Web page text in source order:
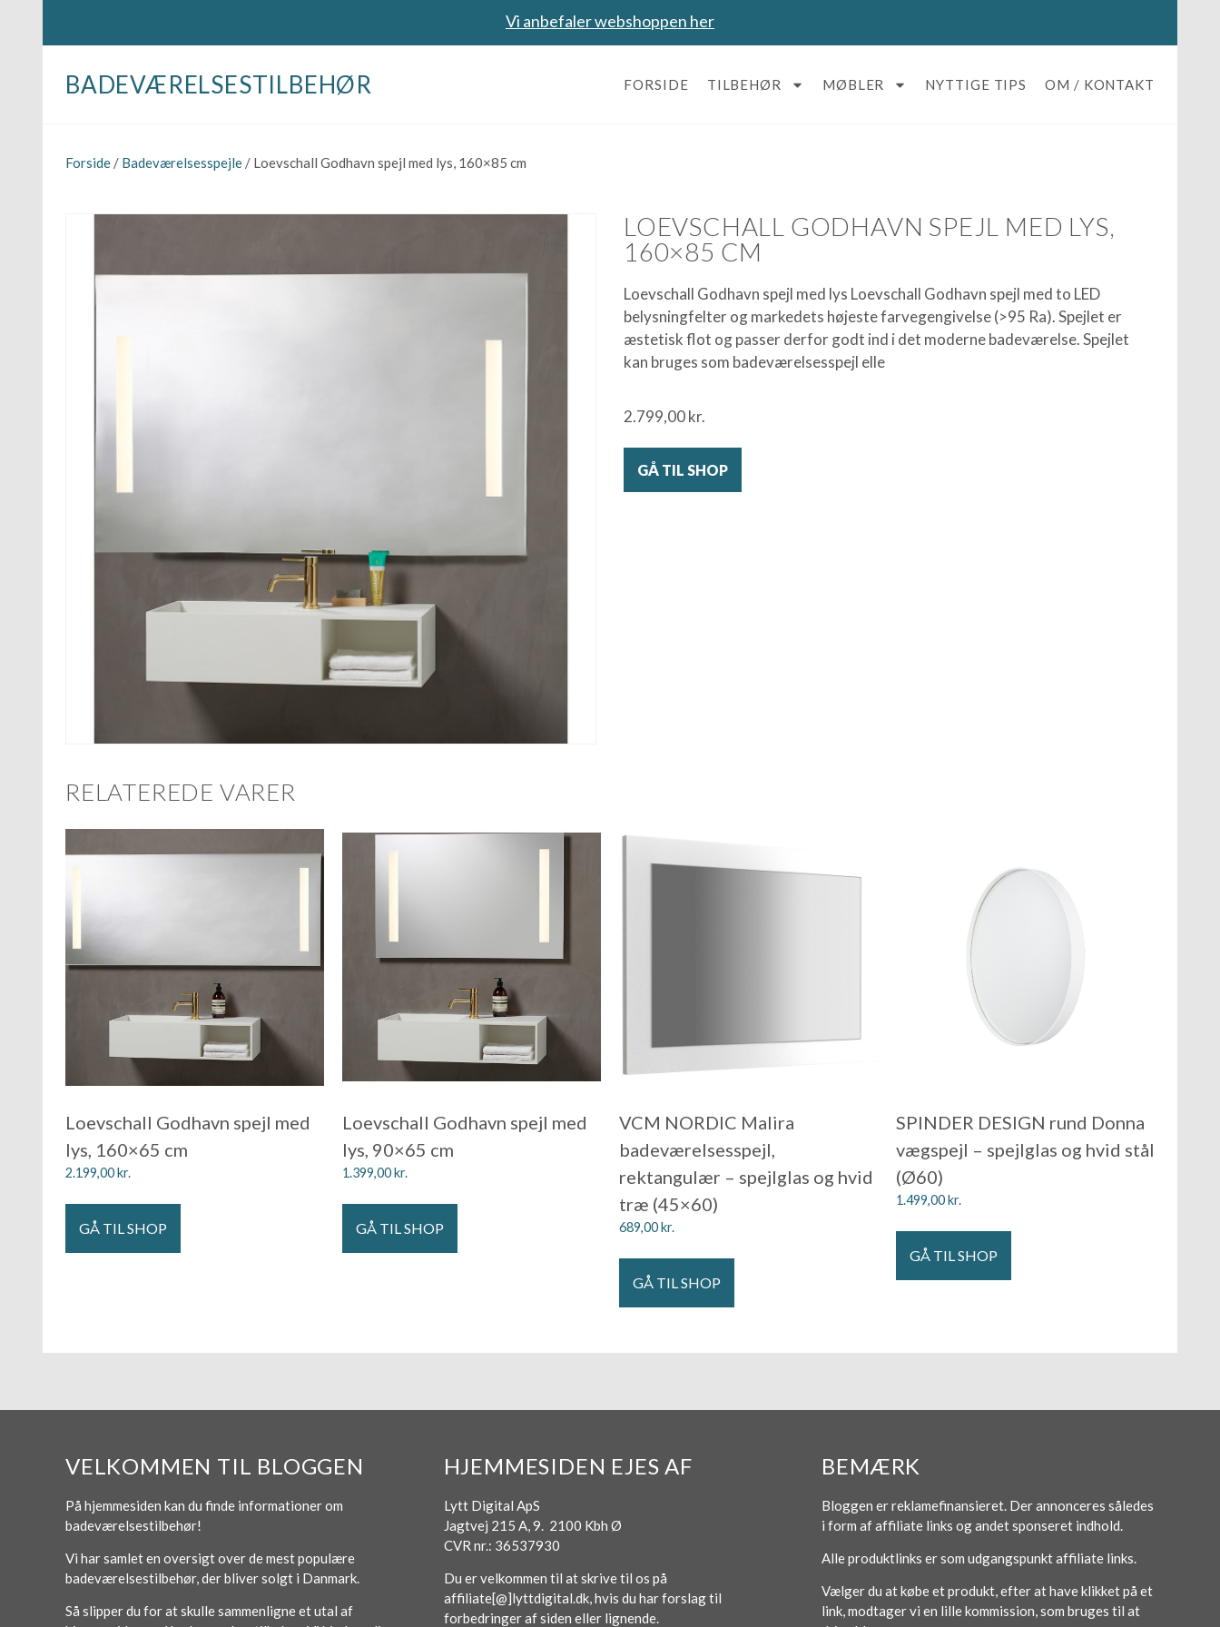
Vi anbefaler webshoppen her
BADEVÆRELSESTILBEHØR FORSIDE TILBEHØR MØBLER NYTTIGE TIPS OM / KONTAKT
Forside / Badeværelsesspejle / Loevschall Godhavn spejl med lys, 160×85 cm
LOEVSCHALL GODHAVN SPEJL MED LYS,
160×85 CM
Loevschall Godhavn spejl med lys Loevschall Godhavn spejl med to LED
belysningfelter og markedets højeste farvegengivelse (>95 Ra). Spejlet er
æstetisk flot og passer derfor godt ind i det moderne badeværelse. Spejlet
kan bruges som badeværelsesspejl elle
2.799,00kr.
GÅ TIL SHOP
RELATEREDE VARER
Loevschall Godhavn spejl med
lys, 160×65 cm
2.199,00kr.
GÅ TIL SHOP
Loevschall Godhavn spejl med
lys, 90×65 cm
1.399,00kr.
GÅ TIL SHOP
VCM NORDIC Malira
badeværelsesspejl,
rektangulær – spejlglas og hvid
træ (45×60)
689,00kr.
GÅ TIL SHOP
SPINDER DESIGN rund Donna
vægspejl – spejlglas og hvid stål
(Ø60)
1.499,00kr.
GÅ TIL SHOP
VELKOMMEN TIL BLOGGEN
På hjemmesiden kan du finde informationer om
badeværelsestilbehør!
Vi har samlet en oversigt over de mest populære
badeværelsestilbehør, der bliver solgt i Danmark.
Så slipper du for at skulle sammenligne et utal af
HJEMMESIDEN EJES AF
Lytt Digital ApS
Jagtvej 215 A, 9. 2100 Kbh Ø
CVR nr.: 36537930
Du er velkommen til at skrive til os på
affiliate[@]lyttdigital.dk, hvis du har forslag til
forbedringer af siden eller lignende.
BEMÆRK
Bloggen er reklamefinansieret. Der annonceres således
i form af affiliate links og andet sponseret indhold.
Alle produktlinks er som udgangspunkt affiliate links.
Vælger du at købe et produkt, efter at have klikket på et
link, modtager vi en lille kommission, som bruges til at